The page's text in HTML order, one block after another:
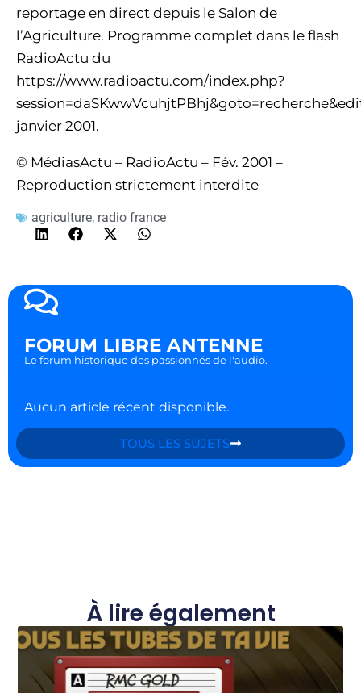
reportage en direct depuis le Salon de
l’Agriculture. Programme complet dans le flash
RadioActu du
https://www.radioactu.com/index.php?
janvier 2001.
© MédiasActu – RadioActu – Fév. 2001 –
Reproduction strictement interdite
agriculture, radio france
FORUM LIBRE ANTENNE
Le forum historique des passionnés de l'audio.
Aucun article récent disponible.
TOUS LES SUJETS
À lire également